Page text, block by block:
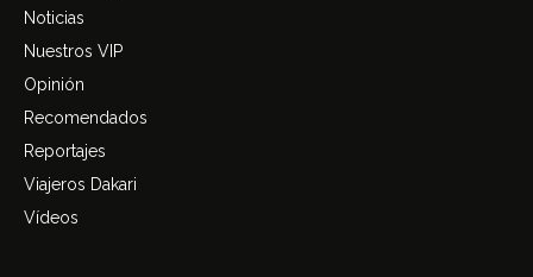
Noticias
Nuestros VIP
Opinión
Recomendados
Reportajes
Viajeros Dakari
Vídeos